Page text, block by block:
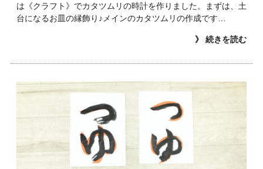
は《クラフト》でカタツムリの時計を作りました。まずは、土
台になるお皿の縁飾り♪メインのカタツムリの作成です…
》 続きを読む